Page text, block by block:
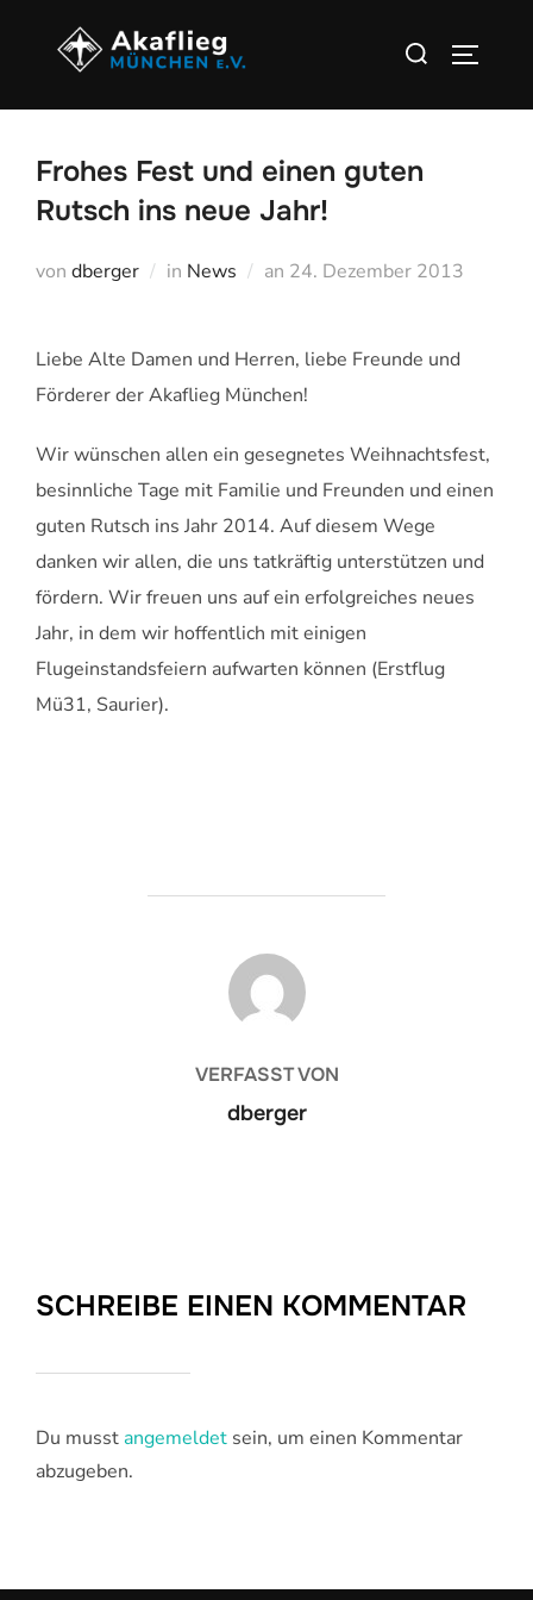
Inhalten
Suchen
Frohes Fest und einen guten
Rutsch ins neue Jahr!
von dberger in News an Veröffentlicht
24. Dezember 2013
Liebe Alte Damen und Herren, liebe Freunde und
Förderer der Akaflieg München!
Wir wünschen allen ein gesegnetes Weihnachtsfest,
besinnliche Tage mit Familie und Freunden und einen
guten Rutsch ins Jahr 2014. Auf diesem Wege
danken wir allen, die uns tatkräftig unterstützen und
fördern. Wir freuen uns auf ein erfolgreiches neues
Jahr, in dem wir hoffentlich mit einigen
Flugeinstandsfeiern aufwarten können (Erstflug
Mü31, Saurier).
BEITRAGSAUTOR
VERFASST VON
dberger
SCHREIBE EINEN KOMMENTAR
Du musst angemeldet sein, um einen Kommentar
abzugeben.